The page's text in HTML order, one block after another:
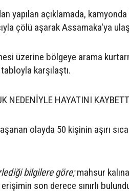
yapılan açıklamada,
çölü aşarak Assamaka'ya
üzerine bölgeye arama
karşılaştı.
NEDENİYLE HAYATINI
olayda 50 kişinin aşırı
bilgilere göre;mahsur
son derece sınırlı